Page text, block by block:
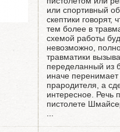
или спортивный
скептики говорят,
тем более в
схемой работы
невозможно,
травматики
переделанный из
иначе перенимает
прародителя, а
интересное. Речь
пистолете